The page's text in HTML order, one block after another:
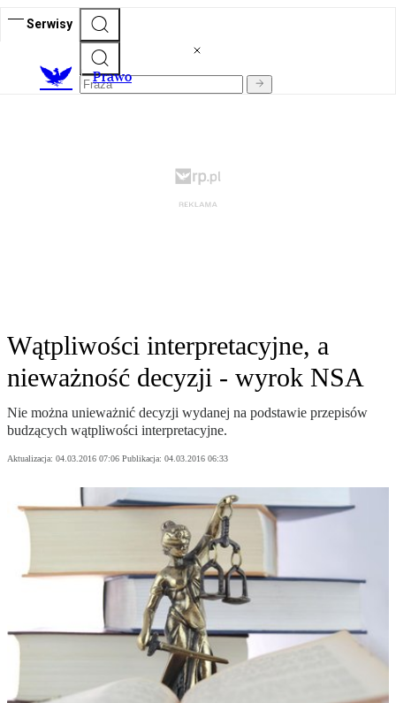
Serwisy
Prawo
Wątpliwości interpretacyjne, a
nieważność decyzji - wyrok NSA
Nie można unieważnić decyzji wydanej na podstawie przepisów
budzących wątpliwości interpretacyjne.
Aktualizacja: 04.03.2016 07:06 Publikacja: 04.03.2016 06:33